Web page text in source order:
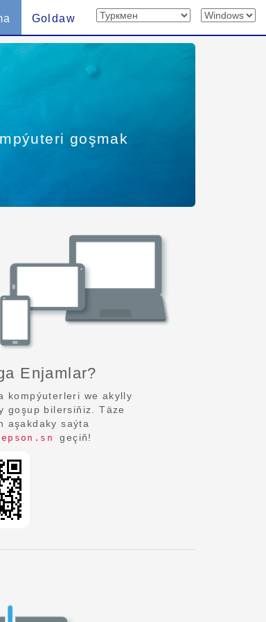
Goldaw
goşmak
Enjamlar?
kompýuterleri we akylly
goşup bilersiňiz. Täze
aşakdaky saýta
geçiň!